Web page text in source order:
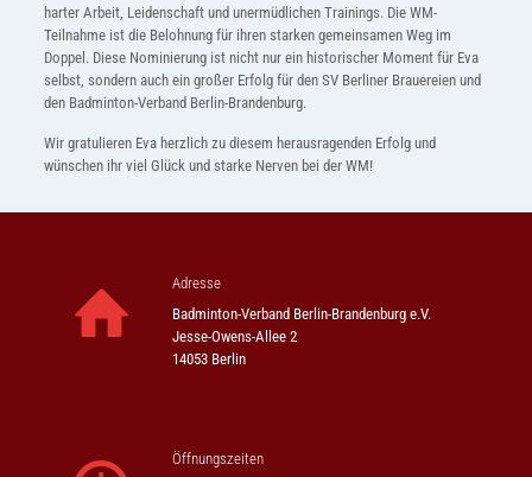
harter Arbeit, Leidenschaft und unermüdlichen Trainings. Die WM-
Teilnahme ist die Belohnung für ihren starken gemeinsamen Weg im
Doppel. Diese Nominierung ist nicht nur ein historischer Moment für Eva
selbst, sondern auch ein großer Erfolg für den SV Berliner Brauereien und
den Badminton-Verband Berlin-Brandenburg.
Wir gratulieren Eva herzlich zu diesem herausragenden Erfolg und
wünschen ihr viel Glück und starke Nerven bei der WM!
Adresse
Badminton-Verband Berlin-Brandenburg e.V.
Jesse-Owens-Allee 2
14053 Berlin
Öffnungszeiten